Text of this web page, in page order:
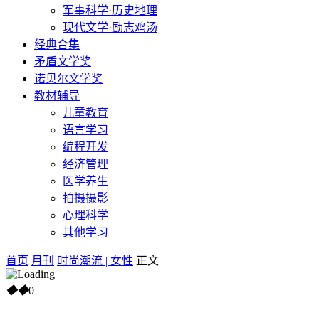
军事科学·历史地理
现代文学·励志鸡汤
经典合集
矛盾文学奖
诺贝尔文学奖
教材辅导
儿童教育
语言学习
编程开发
经济管理
医学养生
拍摄摄影
心理科学
其他学习
首页 月刊 时尚潮流 | 女性 正文
◆◆0